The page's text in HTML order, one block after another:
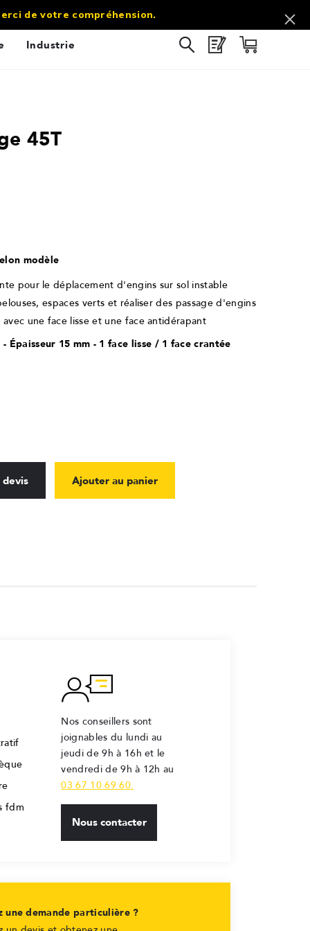
commercial@sol-direct.fr |
Industrie
45T
modèle
pour le déplacement d'engins sur sol instable
espaces verts et réaliser des passage d'engins
avec une face lisse et une face antidérapant
Épaisseur 15 mm - 1 face lisse / 1 face crantée
devis Ajouter au panier
fdm
Nos conseillers sont
joignables du lundi au
jeudi de 9h à 16h et le
vendredi de 9h à 12h au
03 67 10 69 60.
Nous contacter
une demande particulière ?
de votre compréhension.